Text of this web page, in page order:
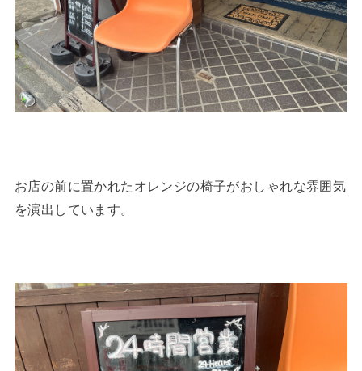
お店の前に置かれたオレンジの椅子がおしゃれな雰囲気
を演出しています。